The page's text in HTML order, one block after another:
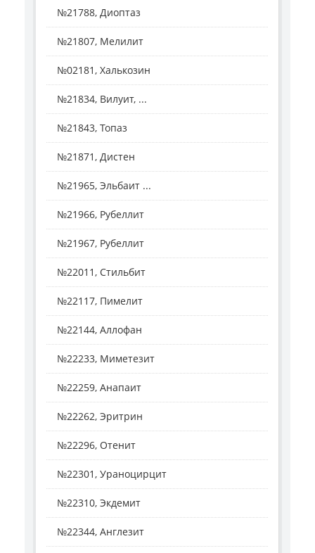
№21788, Диоптаз
№21807, Мелилит
№02181, Халькозин
№21834, Вилуит, ...
№21843, Топаз
№21871, Дистен
№21965, Эльбаит ...
№21966, Рубеллит
№21967, Рубеллит
№22011, Стильбит
№22117, Пимелит
№22144, Аллофан
№22233, Миметезит
№22259, Анапаит
№22262, Эритрин
№22296, Отенит
№22301, Ураноцирцит
№22310, Экдемит
№22344, Англезит